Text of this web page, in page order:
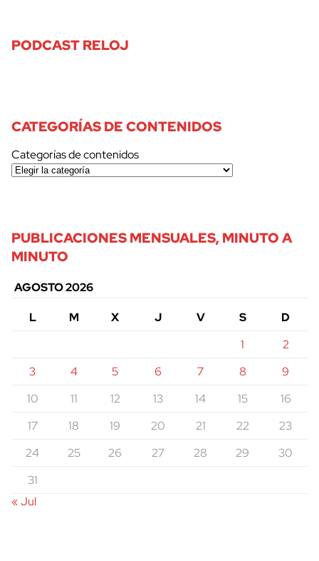
PODCAST RELOJ
CATEGORÍAS DE CONTENIDOS
Categorías de contenidos
PUBLICACIONES MENSUALES, MINUTO A
MINUTO
AGOSTO 2026
L
M X J V S
D
1
2
3
4 5 6 7 8
9
10
11 12 13 14 15
16
17
18 19 20 21 22
23
24
25 26 27 28 29
30
31
« Jul